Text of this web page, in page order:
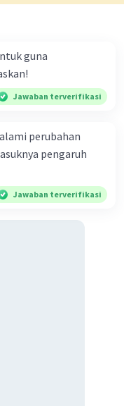
guna
Jawaban terverifikasi
perubahan
pengaruh
Jawaban terverifikasi